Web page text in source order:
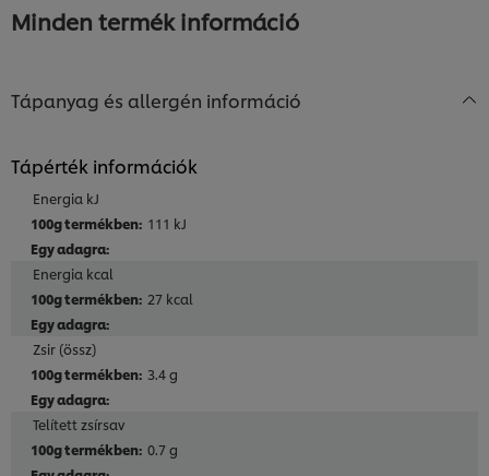
recipe
elemhez
Minden termék információ
Tápanyag és allergén információ
Tápérték információk
Energia kJ
111 kJ
Energia kcal
27 kcal
Zsir (össz)
3.4 g
Telített zsírsav
0.7 g